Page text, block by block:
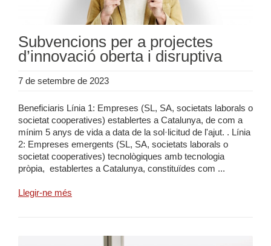
Subvencions per a projectes
d’innovació oberta i disruptiva
7 de setembre de 2023
Beneficiaris Línia 1: Empreses (SL, SA, societats laborals o
societat cooperatives) establertes a Catalunya, de com a
mínim 5 anys de vida a data de la sol·licitud de l'ajut. . Línia
2: Empreses emergents (SL, SA, societats laborals o
societat cooperatives) tecnològiques amb tecnologia
pròpia, establertes a Catalunya, constituïdes com ...
Llegir-ne més